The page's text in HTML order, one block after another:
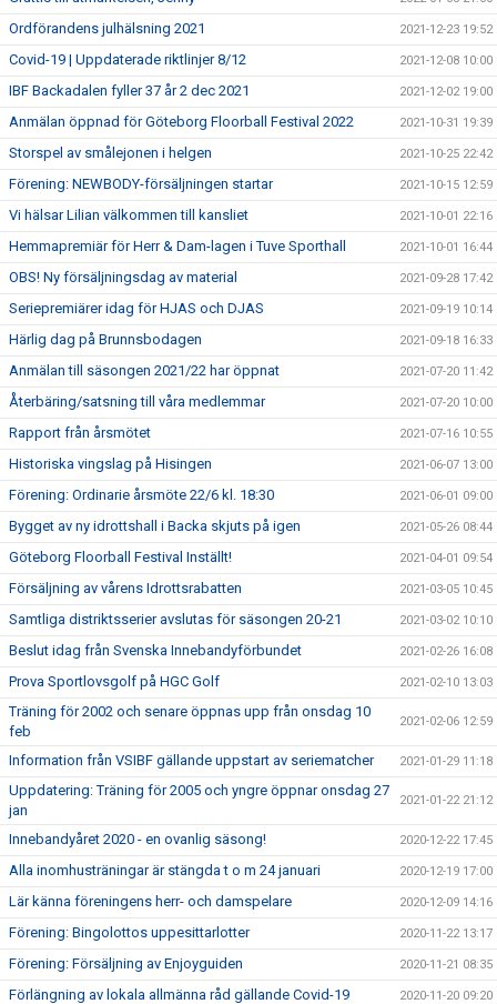
Ordförandens julhälsning 2021 2021-12-23 19:52
Covid-19 | Uppdaterade riktlinjer 8/12 2021-12-08 10:00
IBF Backadalen fyller 37 år 2 dec 2021 2021-12-02 19:00
Anmälan öppnad för Göteborg Floorball Festival 2022 2021-10-31 19:39
Storspel av smålejonen i helgen 2021-10-25 22:42
Förening: NEWBODY-försäljningen startar 2021-10-15 12:59
Vi hälsar Lilian välkommen till kansliet 2021-10-01 22:16
Hemmapremiär för Herr & Dam-lagen i Tuve Sporthall 2021-10-01 16:44
OBS! Ny försäljningsdag av material 2021-09-28 17:42
Seriepremiärer idag för HJAS och DJAS 2021-09-19 10:14
Härlig dag på Brunnsbodagen 2021-09-18 16:33
Anmälan till säsongen 2021/22 har öppnat 2021-07-20 11:42
Återbäring/satsning till våra medlemmar 2021-07-20 10:00
Rapport från årsmötet 2021-07-16 10:55
Historiska vingslag på Hisingen 2021-06-07 13:00
Förening: Ordinarie årsmöte 22/6 kl. 18:30 2021-06-01 09:00
Bygget av ny idrottshall i Backa skjuts på igen 2021-05-26 08:44
Göteborg Floorball Festival Inställt! 2021-04-01 09:54
Försäljning av vårens Idrottsrabatten 2021-03-05 10:45
Samtliga distriktsserier avslutas för säsongen 20-21 2021-03-02 10:10
Beslut idag från Svenska Innebandyförbundet 2021-02-26 16:08
Prova Sportlovsgolf på HGC Golf 2021-02-10 13:03
Träning för 2002 och senare öppnas upp från onsdag 10
feb
2021-02-06 12:59
Information från VSIBF gällande uppstart av seriematcher 2021-01-29 11:18
Uppdatering: Träning för 2005 och yngre öppnar onsdag 27
jan
2021-01-22 21:12
Innebandyåret 2020 - en ovanlig säsong! 2020-12-22 17:45
Alla inomhusträningar är stängda t o m 24 januari 2020-12-19 17:00
Lär känna föreningens herr- och damspelare 2020-12-09 14:16
Förening: Bingolottos uppesittarlotter 2020-11-22 13:17
Förening: Försäljning av Enjoyguiden 2020-11-21 08:35
Förlängning av lokala allmänna råd gällande Covid-19 2020-11-20 09:20